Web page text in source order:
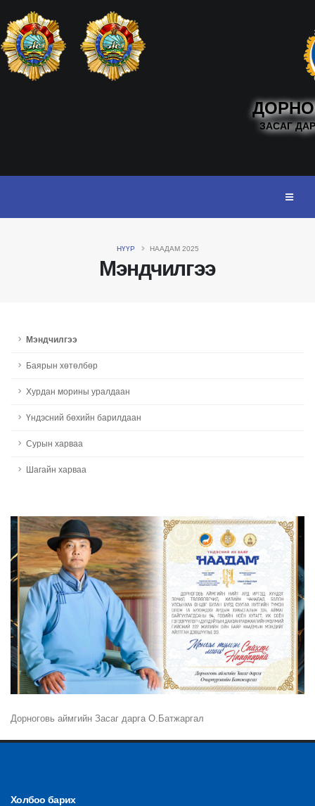
ЗАСАГ
Мэндчилгээ
НҮҮР НААДАМ 2025
Мэндчилгээ
Баярын хөтөлбөр
Хурдан морины уралдаан
Үндэсний бөхийн барилдаан
Сурын харваа
Шагайн харваа
Дорноговь аймгийн Засаг дарга О.Батжаргал
Холбоо барих